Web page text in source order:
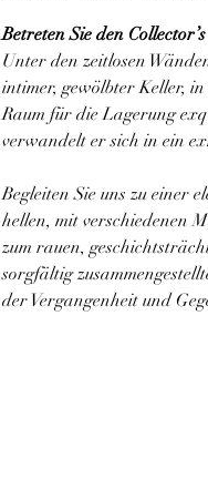
Betreten Sie den
Unter den zeitlosen
intimer, gewölbter Keller,
Raum für die Lagerung
verwandelt er sich in ein
Begleiten Sie uns zu einer
hellen, mit verschiedenen
zum rauen,
sorgfältig
der Vergangenheit und